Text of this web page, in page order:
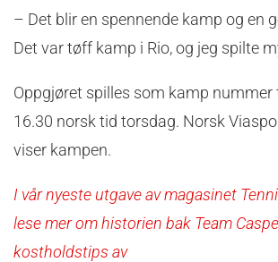
– Det blir en spennende kamp og en
Det var tøff kamp i Rio, og jeg spilte
Oppgjøret spilles som kamp nummer
16.30 norsk tid torsdag. Norsk
viser kampen.
I vår nyeste utgave av magasinet
lese mer om historien bak Team
kostholdstips av